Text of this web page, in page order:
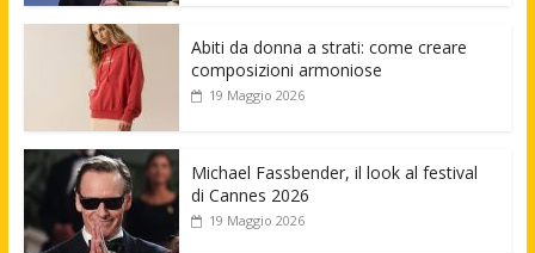
Abiti da donna a strati: come creare
composizioni armoniose
19 Maggio 2026
Michael Fassbender, il look al festival
di Cannes 2026
19 Maggio 2026